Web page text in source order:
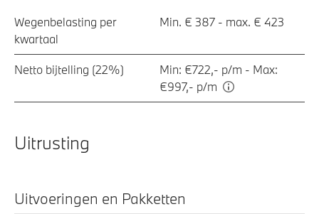
Wegenbelasting per
kwartaal
Min. € 387 - max. € 423
Netto bijtelling (22%)
Min: €722,- p/m - Max:
€997,- p/m
Uitrusting
Uitvoeringen en Pakketten